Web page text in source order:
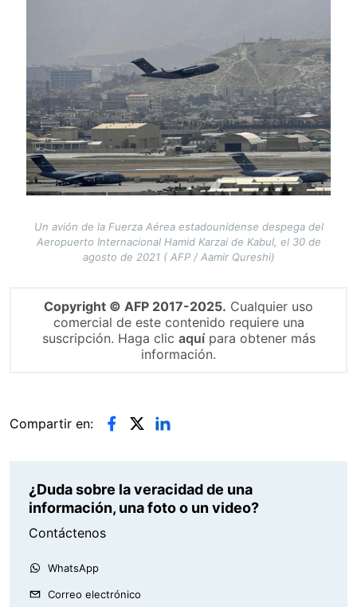
Un avión de la Fuerza Aérea estadounidense despega del
Aeropuerto Internacional Hamid Karzai de Kabul, el 30 de
agosto de 2021 ( AFP / Aamir Qureshi)
Copyright © AFP 2017-2025. Cualquier uso
comercial de este contenido requiere una
suscripción. Haga clic aquípara obtener más
información.
Compartir en:
¿Duda sobre la veracidad de una
información, una foto o un video?
Contáctenos
WhatsApp
Correo electrónico